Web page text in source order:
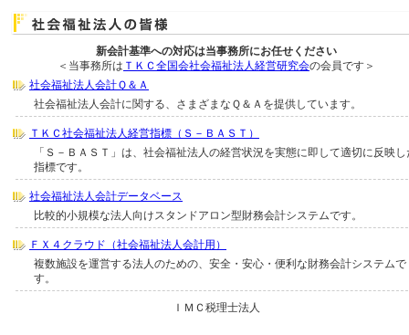
新会計基準への対応は当事務所にお任せください
＜当事務所は ＴＫＣ全国会社会福祉法人経営研究会の会員です＞
社会福祉法人会計Ｑ＆Ａ
社会福祉法人会計に関する、さまざまなＱ＆Ａを提供しています。
ＴＫＣ社会福祉法人経営指標（Ｓ－ＢＡＳＴ）
「Ｓ－ＢＡＳＴ」は、社会福祉法人の経営状況を実態に即して適切に反映し
指標です。
社会福祉法人会計データベース
比較的小規模な法人向けスタンドアロン型財務会計システムです。
ＦＸ４クラウド（社会福祉法人会計用）
複数施設を運営する法人のための、安全・安心・便利な財務会計システムで
す。
ＩＭＣ税理士法人